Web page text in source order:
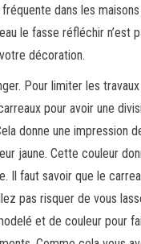
dans les
le fasse réfléchir n’est
décoration.
Pour limiter les
pour avoir une
donne une impression
jaune. Cette couleur
Il faut savoir que le
pas risquer de vous
et de couleur pour